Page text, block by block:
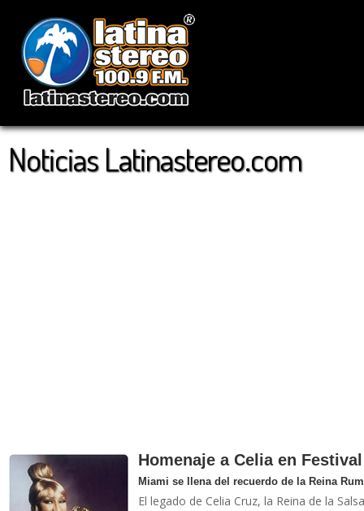
Noticias Latinastereo.com
Homenaje a Celia en
Miami se llena del recuerdo de la Reina
El legado de Celia Cruz, la Reina de la